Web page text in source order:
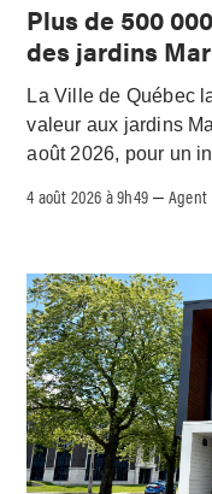
Plus de 500
des jardins
La Ville de Québec
valeur aux jardins
août 2026, pour un
4 août 2026 à 9h49 –Agent